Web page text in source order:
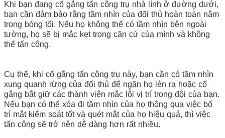
Khi bạn đang cố gắng tấn công trụ nhà lính ở đường dưới,
bạn cần đảm bảo rằng tầm nhìn của đối thủ hoàn toàn nằm
trong bóng tối. Nếu họ không thể có tầm nhìn bên ngoài
tường, họ sẽ bị mắc kẹt trong căn cứ của mình và không
thể tấn công.
Cụ thể, khi cố gắng tấn công trụ này, bạn cần có tầm nhìn
xung quanh rừng của đối thủ để ngăn họ lẻn ra hoặc cố
gắng bắt giữ các thành viên mắc lỗi vị trí trong đội của bạn.
Nếu bạn có thể xóa đi tầm nhìn của họ thông qua việc bố
trí mắt kiểm soát tốt và quét mắt của họ hiệu quả, thì việc
tấn công sẽ trở nên dễ dàng hơn rất nhiều.